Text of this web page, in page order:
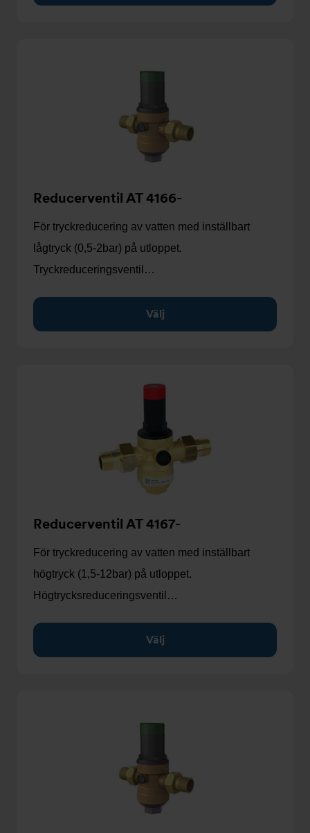
Reducerventil AT 4166-
För tryckreducering av vatten med inställbart
lågtryck (0,5-2bar) på utloppet.
Tryckreduceringsventil…
Välj
Reducerventil AT 4167-
För tryckreducering av vatten med inställbart
högtryck (1,5-12bar) på utloppet.
Högtrycksreduceringsventil…
Välj